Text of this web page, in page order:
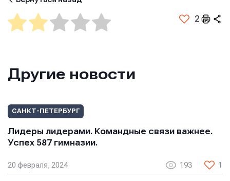
2
Другие новости
САНКТ-ПЕТЕРБУРГ
Лидеры лидерами. Командные связи важнее.
Успех 587 гимназии.
20 февраля, 2024 193 1
Телефон
Отправить
Телефон
Отправить
Телефон
Сообщение